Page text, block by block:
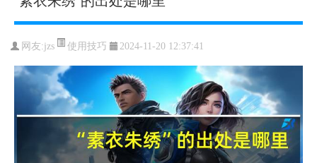
网友:jzs 使用技巧 2024-11-20 12:37:41